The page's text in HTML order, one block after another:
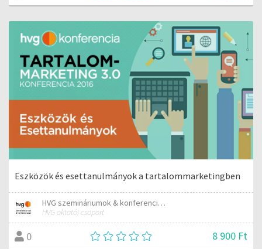
Eszközök és esettanulmányok a tartalommarketingben
HVG szemináriumok & konferenciák
HVG oktatói csoport
0 8 900 Ft